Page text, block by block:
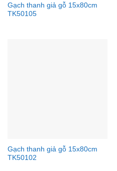
Gạch thanh giả gỗ 15x80cm
TK50105
Gạch thanh giả gỗ 15x80cm
TK50102